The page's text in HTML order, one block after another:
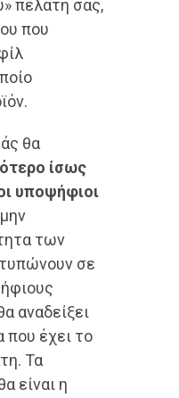
πελάτη σας,
που
θα
ίσως
υποψήφιοι
των
σε
αναδείξει
που έχει το
Τα
είναι η